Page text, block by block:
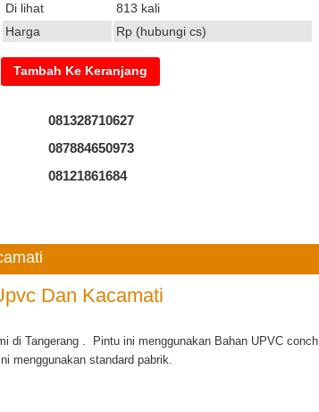
Di lihat
813 kali
Harga
Rp (hubungi cs)
081328710627
087884650973
08121861684
Dan Kacamati
di Tangerang . Pintu ini menggunakan Bahan UPVC conch
menggunakan standard pabrik.